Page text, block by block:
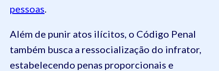
pessoas.
Além de punir atos ilícitos, o Código Penal
também busca a ressocialização do infrator,
estabelecendo penas proporcionais e